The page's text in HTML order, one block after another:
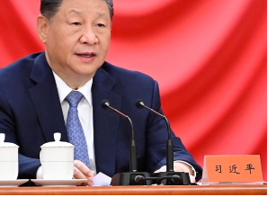
术协会第十一次全国代表大会
重召开。中共中央总书记、国
席习近平出席大会并发表重要
宏 摄
8日电国家科学技术奖励大会、
次院士大会和中国工程院第十
科学技术协会第十一次全国代